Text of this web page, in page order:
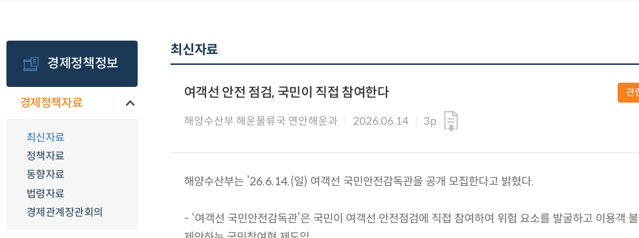
경제정책정보
경제정책자료
최신자료
정책자료
동향자료
법령자료
경제관계장관회의
최신자료
여객선 안전 점검, 국민이 직접 참여한다
해양수산부 해운물류국 연안해운과 2026.06.14 3p
관
해양수산부는 ’26.6.14.(일) 여객선 국민안전감독관을 공개 모집한다고 밝혔다.
- ‘여객선 국민안전감독관’은 국민이 여객선 안전점검에 직접 참여하여 위험 요소를 발굴하고 이용객